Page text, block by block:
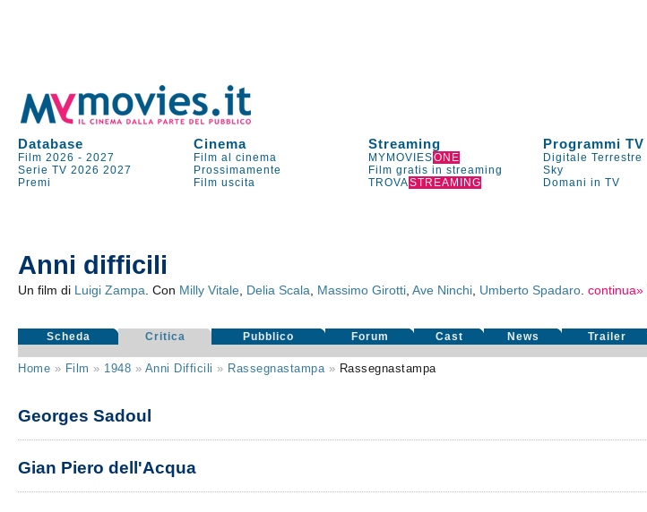
Database Cinema Streaming Programmi TV
Film 2026 -2027 Film al cinema MYMOVIESONE Digitale Terrestre
Serie TV 2026 2027 Prossimamente Film gratis in streaming Sky
Premi
Film uscita TROVASTREAMING Domani in TV
Anni difficili
Un film di Luigi Zampa . Con Milly Vitale Delia Scala Massimo Girotti ,Ave Ninchi Umberto Spadaro .continua»
Scheda Critica Pubblico Forum Cast News Trailer
Home » Film » 1948 » Anni Difficili » Rassegnastampa» Rassegnastampa
Georges Sadoul
Gian Piero dell'Acqua